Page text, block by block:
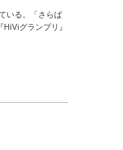
いる。「さらば
グランプリ』